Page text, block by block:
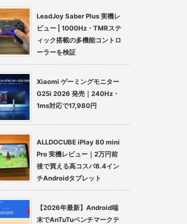
LeadJoy Saber Plus 実機レ
ビュー | 1000Hz・TMRステ
ィック搭載の多機能コントロ
ーラーを検証
Xiaomi ゲーミングモニター
G25i 2026 発売｜240Hz・
1ms対応で17,980円
ALLDOCUBE iPlay 80 mini
Pro 実機レビュー｜2万円前
後で買える高コスパ8.4イン
チAndroidタブレット
【2026年最新】Android端
末でAnTuTuベンチマークテ